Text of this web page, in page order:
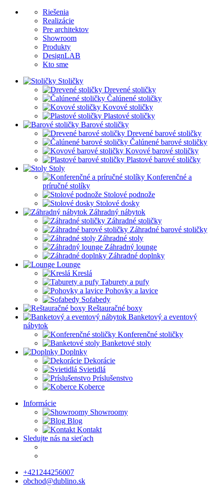
Riešenia
Realizácie
Pre architektov
Showroom
Produkty
DesignLAB
Kto sme
Stoličky
Drevené stoličky
Čalúnené stoličky
Kovové stoličky
Plastové stoličky
Barové stoličky
Drevené barové stoličky
Čalúnené barové stoličky
Kovové barové stoličky
Plastové barové stoličky
Stoly
Konferenčné a
príručné stolíky
Stolové podnože
Stolové dosky
Záhradný nábytok
Záhradné stoličky
Záhradné barové stoličky
Záhradné stoly
Záhradný lounge
Záhradné doplnky
Lounge
Kreslá
Taburety a pufy
Pohovky a lavice
Sofabedy
Reštauračné boxy
Banketový a eventový
nábytok
Konferenčné stoličky
Banketové stoly
Doplnky
Dekorácie
Svietidlá
Príslušenstvo
Koberce
Informácie
Showroomy
Blog
Kontakt
Sledujte nás na sieťach
+421244256007
obchod@dublino.sk